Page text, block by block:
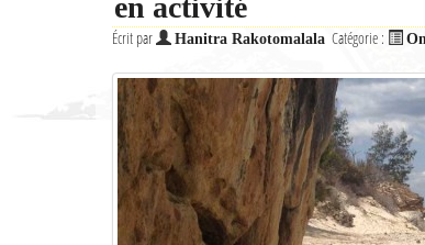
en activité
Écrit par Hanitra Rakotomalala Catégorie :